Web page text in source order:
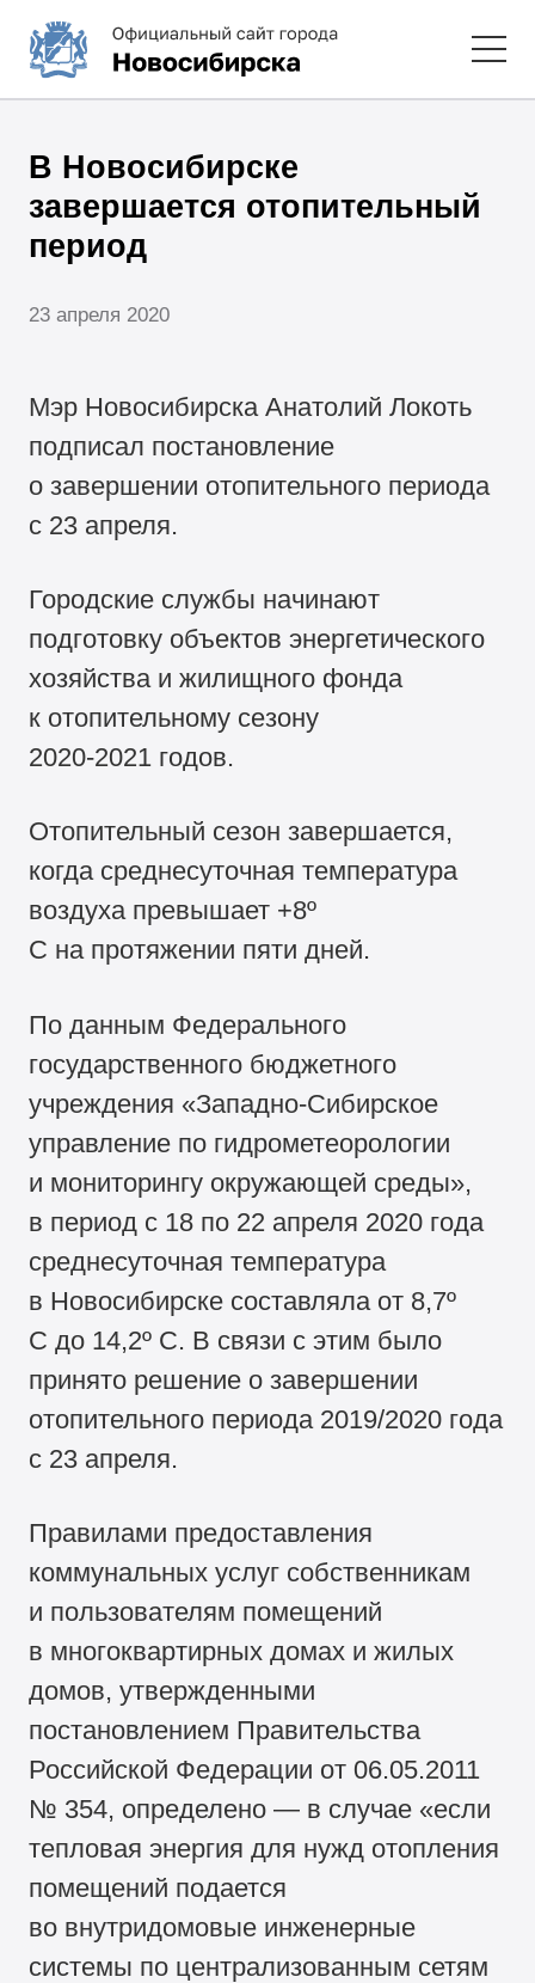
В Новосибирске
завершается отопительный
период
23 апреля 2020
Мэр Новосибирска Анатолий Локоть
подписал постановление
о завершении отопительного периода
с 23 апреля.
Городские службы начинают
подготовку объектов энергетического
хозяйства и жилищного фонда
к отопительному сезону
2020-2021 годов.
Отопительный сезон завершается,
когда среднесуточная температура
воздуха превышает +8º
С на протяжении пяти дней.
По данным Федерального
государственного бюджетного
учреждения «Западно-Сибирское
управление по гидрометеорологии
и мониторингу окружающей среды»,
в период с 18 по 22 апреля 2020 года
среднесуточная температура
в Новосибирске составляла от 8,7º
С до 14,2º С. В связи с этим было
принято решение о завершении
отопительного периода 2019/2020 года
с 23 апреля.
Правилами предоставления
коммунальных услуг собственникам
и пользователям помещений
в многоквартирных домах и жилых
домов, утвержденными
постановлением Правительства
Российской Федерации от 06.05.2011
№ 354, определено — в случае «если
тепловая энергия для нужд отопления
помещений подается
во внутридомовые инженерные
системы по централизованным сетям